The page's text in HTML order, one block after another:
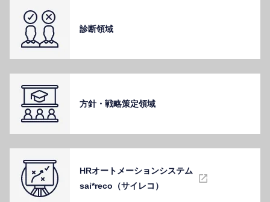
診断領域
⽅針・戦略策定領域
HRオートメーションシステム
sai*reco（サイレコ）